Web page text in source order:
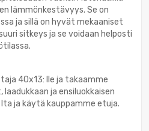
lämmönkestävyys. Se on
ja sillä on hyvät mekaaniset
sitkeys ja se voidaan helposti
40x13: lle ja takaamme
ja ensiluokkaisen
lta ja käytä kauppamme etuja.